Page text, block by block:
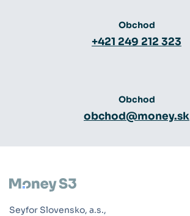
Obchod
+421 249 212 323
Obchod
obchod@money.sk
Seyfor Slovensko, a.s.,